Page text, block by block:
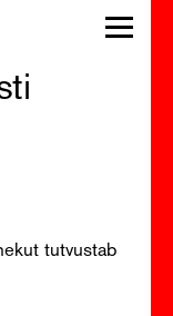
Toggle
tutvustab